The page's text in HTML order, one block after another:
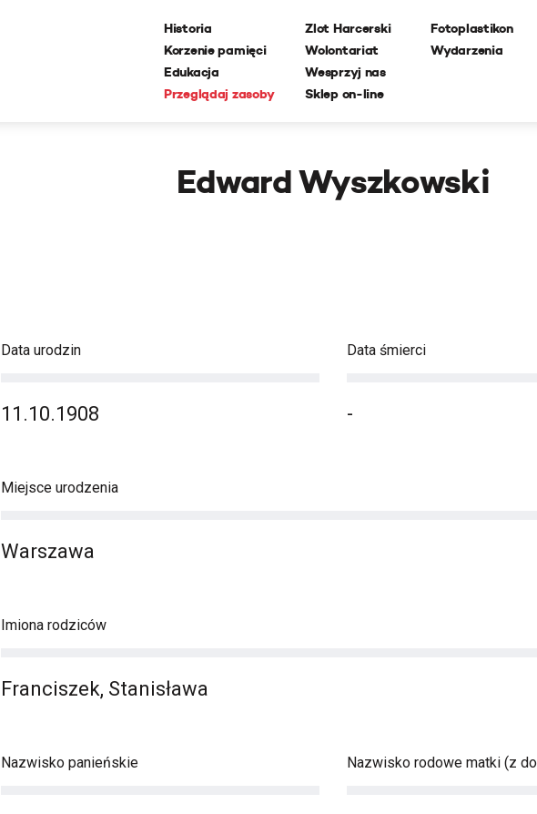
Historia
Korzenie pamięci
Edukacja
Przeglądaj zasoby
Zlot Harcerski
Wolontariat
Wesprzyj nas
Sklep on-line
Fotoplastikon
Wydarzenia
Edward Wyszkowski
Data urodzin
11.10.1908
Data śmierci
-
Miejsce urodzenia
Warszawa
Imiona rodziców
Franciszek, Stanisława
Nazwisko panieńskie Nazwisko rodowe matki (z